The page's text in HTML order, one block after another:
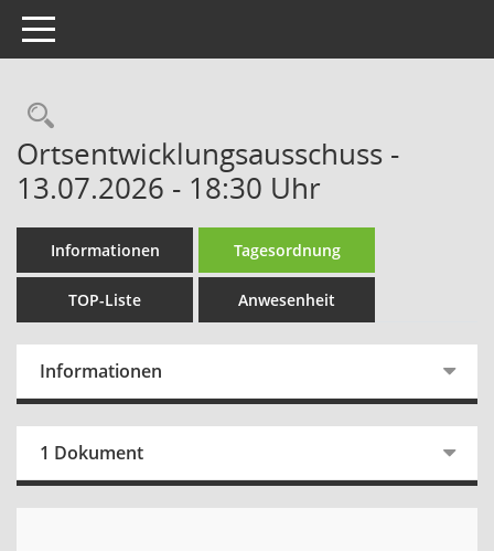
Toggle navigation
Rechercheauswahl
Ortsentwicklungsausschuss -
13.07.2026 - 18:30 Uhr
Informationen Tagesordnung
TOP-Liste Anwesenheit
Informationen
1 Dokument